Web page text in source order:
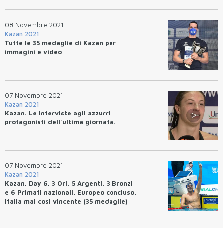
08 Novembre 2021
Kazan 2021
Tutte le 35 medaglie di Kazan per
immagini e video
07 Novembre 2021
Kazan 2021
Kazan. Le interviste agli azzurri
protagonisti dell'ultima giornata.
07 Novembre 2021
Kazan 2021
Kazan. Day 6. 3 Ori, 5 Argenti, 3 Bronzi
e 6 Primati nazionali. Europeo concluso.
Italia mai cosi vincente (35 medaglie)